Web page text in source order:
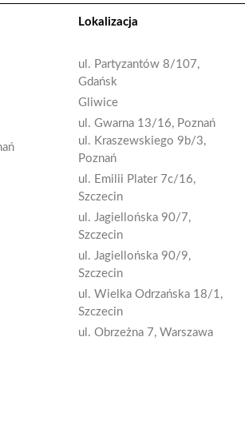
Lokalizacja
ul. Partyzantów 8/107,
Gdańsk
Gliwice
ul. Gwarna 13/16, Poznań
ul. Kraszewskiego 9b/3,
Poznań
ul. Emilii Plater 7c/16,
Szczecin
ul. Jagiellońska 90/7,
Szczecin
ul. Jagiellońska 90/9,
Szczecin
ul. Wielka Odrzańska 18/1,
Szczecin
ul. Obrzeżna 7, Warszawa